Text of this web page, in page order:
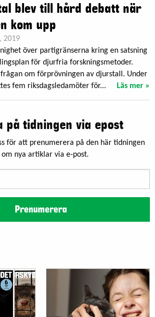
blev till hård debatt när
kom upp
2019
över partigränserna kring en satsning
för djurfria forskningsmetoder.
om förprövningen av djurstall. Under
fem riksdagsledamöter för...
Läs mer »
på tidningen via epost
för att prenumerera på den här tidningen
nya artiklar via e-post.
Prenumerera